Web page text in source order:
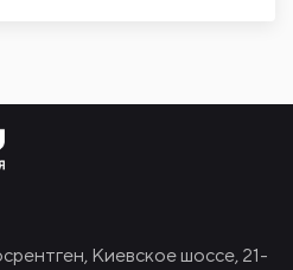
Киевское шоссе, 21-